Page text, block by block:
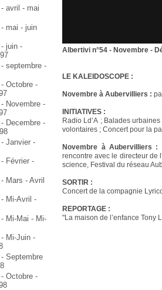
avril - mai
mai - juin
juin -
septembre -
Octobre -
Novembre -
Decembre -
Janvier -
Février -
Mars - Avril
Mi-Avril -
Mi-Mai - Mi-
Mi-Juin -
Septembre
Octobre -
Albertivi n°54 - Novembre -
LE KALEIDOSCOPE :
Novembre à Aubervilliers :
INITIATIVES :
Radio Ld’A ; Balades
volontaires ; Concert pour la
Novembre à Aubervilliers :
rencontre avec le directeur de
science, Festival du réseau
SORTIR :
Concert de la compagnie
REPORTAGE :
"La maison de l’enfance Tony